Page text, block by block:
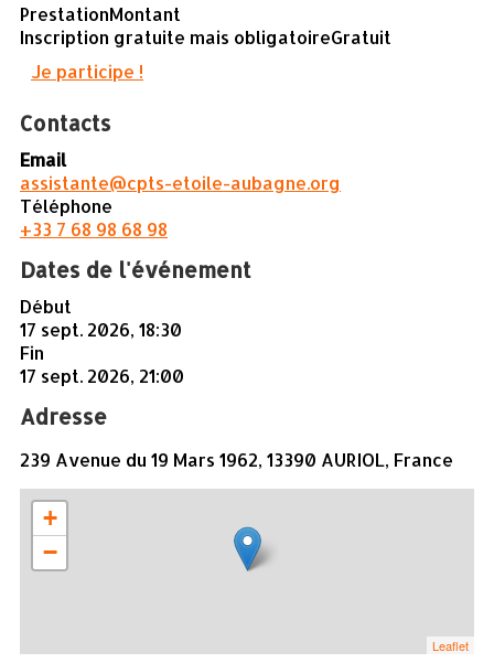
PrestationMontant
Inscription gratuite mais obligatoireGratuit
Je participe !
Contacts
Email
assistante@cpts-etoile-aubagne.org
Téléphone
+33 7 68 98 68 98
Dates de l'événement
Début
17 sept. 2026, 18:30
Fin
17 sept. 2026, 21:00
Adresse
239 Avenue du 19 Mars 1962, 13390 AURIOL, France
+
−
Leaflet